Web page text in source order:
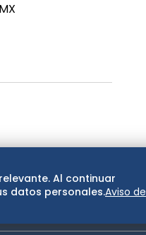
Al continuar
datos personales.Aviso de